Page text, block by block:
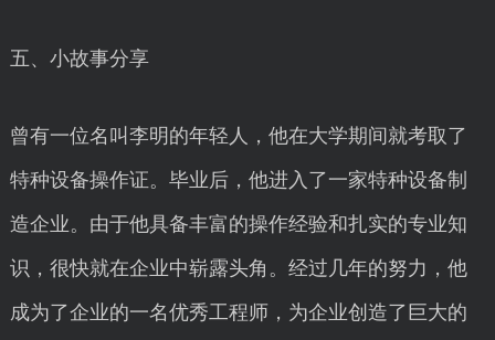
五、小故事分享
曾有一位名叫李明的年轻人，他在大学期间就考取了
特种设备操作证。毕业后，他进入了一家特种设备制
造企业。由于他具备丰富的操作经验和扎实的专业知
识，很快就在企业中崭露头角。经过几年的努力，他
成为了企业的一名优秀工程师，为企业创造了巨大的